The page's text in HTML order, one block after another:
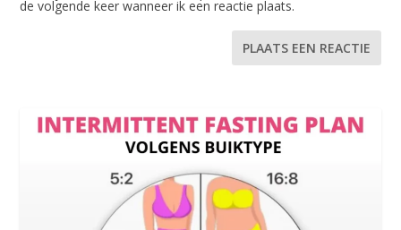
de volgende keer wanneer ik een reactie plaats.